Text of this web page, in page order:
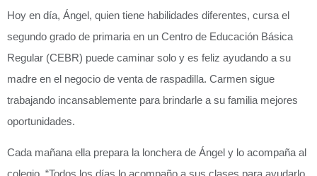
Hoy en día, Ángel, quien tiene habilidades diferentes, cursa el
segundo grado de primaria en un Centro de Educación Básica
Regular (CEBR) puede caminar solo y es feliz ayudando a su
madre en el negocio de venta de raspadilla. Carmen sigue
trabajando incansablemente para brindarle a su familia mejores
oportunidades.
Cada mañana ella prepara la lonchera de Ángel y lo acompaña al